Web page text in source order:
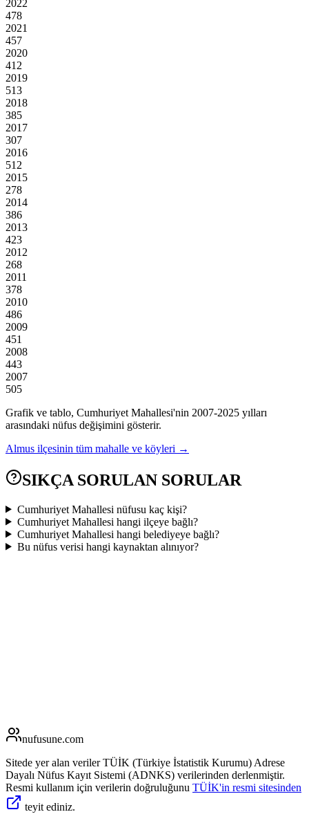
2022
478
2021
457
2020
412
2019
513
2018
385
2017
307
2016
512
2015
278
2014
386
2013
423
2012
268
2011
378
2010
486
2009
451
2008
443
2007
505
Grafik ve tablo, Cumhuriyet Mahallesi'nin 2007-2025 yılları
arasındaki nüfus değişimini gösterir.
Almus ilçesinin tüm mahalle ve köyleri →
SIKÇA SORULAN SORULAR
Cumhuriyet Mahallesi nüfusu kaç kişi?
Cumhuriyet Mahallesi hangi ilçeye bağlı?
Cumhuriyet Mahallesi hangi belediyeye bağlı?
Bu nüfus verisi hangi kaynaktan alınıyor?
nufusune.com
Sitede yer alan veriler TÜİK (Türkiye İstatistik Kurumu) Adrese
Dayalı Nüfus Kayıt Sistemi (ADNKS) verilerinden derlenmiştir.
Resmi kullanım için verilerin doğruluğunu TÜİK'in resmi sitesinden
teyit ediniz.